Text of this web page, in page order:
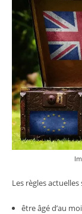
Les règles
être âgé d’au